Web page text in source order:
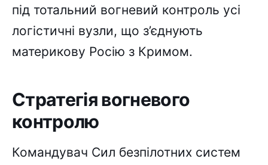
під тотальний вогневий контроль усі
логістичні вузли, що з’єднують
материкову Росію з Кримом.
Стратегія вогневого
контролю
Командувач Сил безпілотних систем